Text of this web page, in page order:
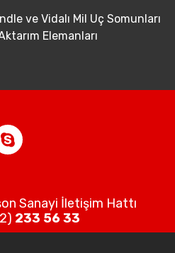
ve Vidalı Mil Uç Somunları
Elemanları
Sanayi İletişim Hattı
233 56 33